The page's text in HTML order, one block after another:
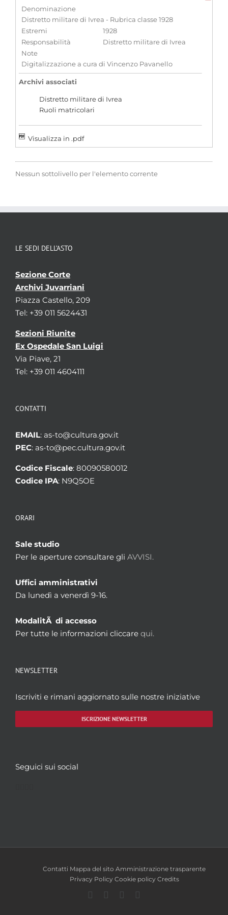
Denominazione
Distretto militare di Ivrea - Rubrica classe 1928
Estremi
1928
Responsabilità
Distretto militare di Ivrea
Note
Digitalizzazione a cura di Vincenzo Pavanello
Archivi associati
Distretto militare di Ivrea
Ruoli matricolari
Visualizza in .pdf
Nessun sottolivello per l'elemento corrente
LE SEDI DELL’ASTO
Sezione Corte
Archivi Juvarriani
Piazza Castello, 209
Tel: +39 011 5624431
Sezioni Riunite
Ex Ospedale San Luigi
Via Piave, 21
Tel: +39 011 4604111
CONTATTI
EMAIL: as-to@cultura.gov.it
PEC: as-to@pec.cultura.gov.it
Codice Fiscale: 80090580012
Codice IPA: N9Q5OE
ORARI
Sale studio
Per le aperture consultare gli AVVISI.
Uffici amministrativi
Da lunedì a venerdì 9-16.
ModalitÃ di accesso
Per tutte le informazioni cliccare qui.
NEWSLETTER
Iscriviti e rimani aggiornato sulle nostre iniziative
ISCRIZIONE NEWSLETTER
Seguici sui social
Contatti Mappa del sito Amministrazione trasparente
Privacy Policy Cookie policy Credits
Facebook
TwitterYouTube